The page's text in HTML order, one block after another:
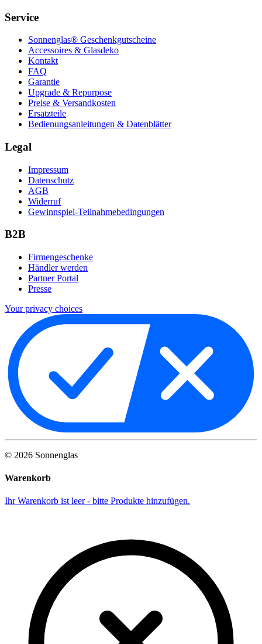
Service
Sonnenglas® Geschenkgutscheine
Accessoires & Glasdeko
Kontakt
FAQ
Garantie
Upgrade & Repurpose
Preise & Versandkosten
Ersatzteile
Bedienungsanleitungen & Datenblätter
Legal
Impressum
Datenschutz
AGB
Widerruf
Gewinnspiel-Teilnahmebedingungen
B2B
Firmengeschenke
Händler werden
Partner Portal
Presse
Your privacy choices
© 2026 Sonnenglas
Warenkorb
Ihr Warenkorb ist leer - bitte Produkte hinzufügen.